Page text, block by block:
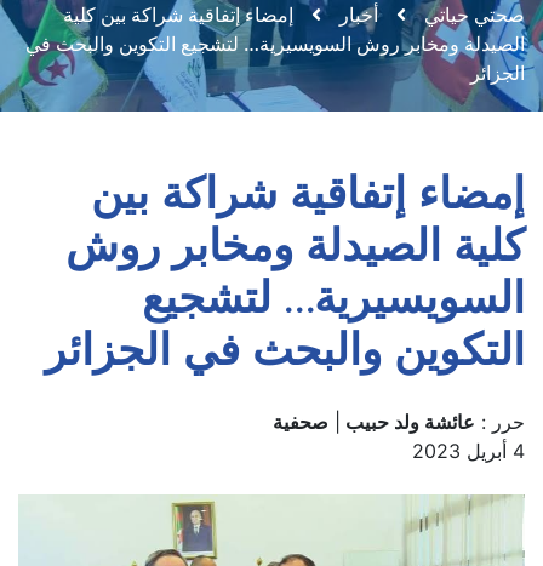
صحتي حياتي أخبار
إمضاء إتفاقية شراكة بين كلية
الصيدلة ومخابر روش السويسيرية… لتشجيع التكوين والبحث في
الجزائر
إمضاء إتفاقية شراكة بين
كلية الصيدلة ومخابر روش
السويسيرية… لتشجيع
التكوين والبحث في الجزائر
حرر : عائشة ولد حبيب
صحفية
4 أبريل 2023